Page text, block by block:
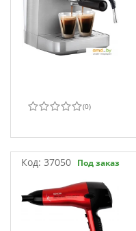
(0)
Код: 37050 Под заказ